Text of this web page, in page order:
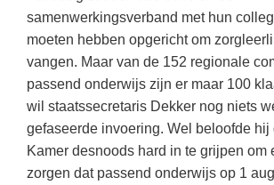
Digitaal onderwijs
Cito toets
Eindexamens
iPad scholen
NIEUWSARCHIEF
Lespakket ‘Circulaire Economie -
verpakking tot nieuwe grondstof’
Gastles Zeebenen in de klas
Cursus Leer het heelal begrijpen
Van verdunningscalculator tot
practicumvoorbereiding: gratis
hulpmiddelen voor science-
Engels (18)
Techniek (17)
Open vacature (16)
Duits(15)
Kerst kleurplaten
PUZZELS
Kruiswoordpuzzels
LEUK IN DE KLAS
Raadsels
Biologie
Burgerschap
Duits
Economie
Boek: Kleine werelden van het
Leren met klassieke muziek
Lasermachine voor het
Lasergraaf
Onderwijs opleidingen
Gratis lesmateriaal Dove self-
samenwerkingsverband met hun
moeten hebben opgericht om
vangen. Maar van de 152 regionale
passend onderwijs zijn er maar 100
wil staatssecretaris Dekker nog niets
gefaseerde invoering. Wel beloofde hij
Kamer desnoods hard in te grijpen om
zorgen dat passend onderwijs op 1